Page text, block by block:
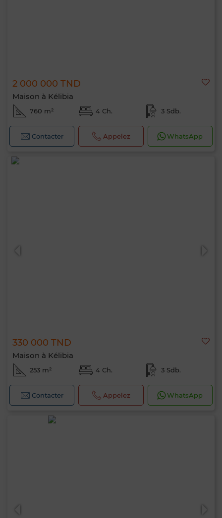
2 000 000 TND
Maison à Kélibia
760 m² 4 Ch. 3 Sdb.
Contacter Appelez WhatsApp
330 000 TND
Maison à Kélibia
253 m² 4 Ch. 3 Sdb.
Contacter Appelez WhatsApp